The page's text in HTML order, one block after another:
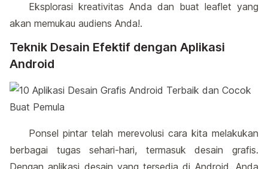
Eksplorasi kreativitas Anda dan buat leaflet yang
akan memukau audiens Anda!.
Teknik Desain Efektif dengan Aplikasi
Android
Ponsel pintar telah merevolusi cara kita melakukan
berbagai tugas sehari-hari, termasuk desain grafis.
Dengan aplikasi desain yang tersedia di Android, Anda